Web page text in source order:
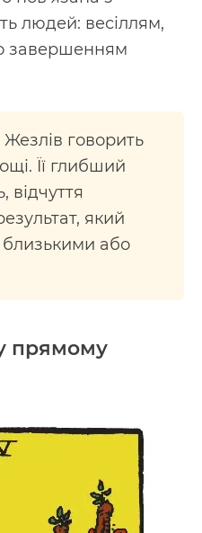
людей: весіллям,
завершенням
Жезлів говорить
Її глибший
відчуття
який
або
прямому